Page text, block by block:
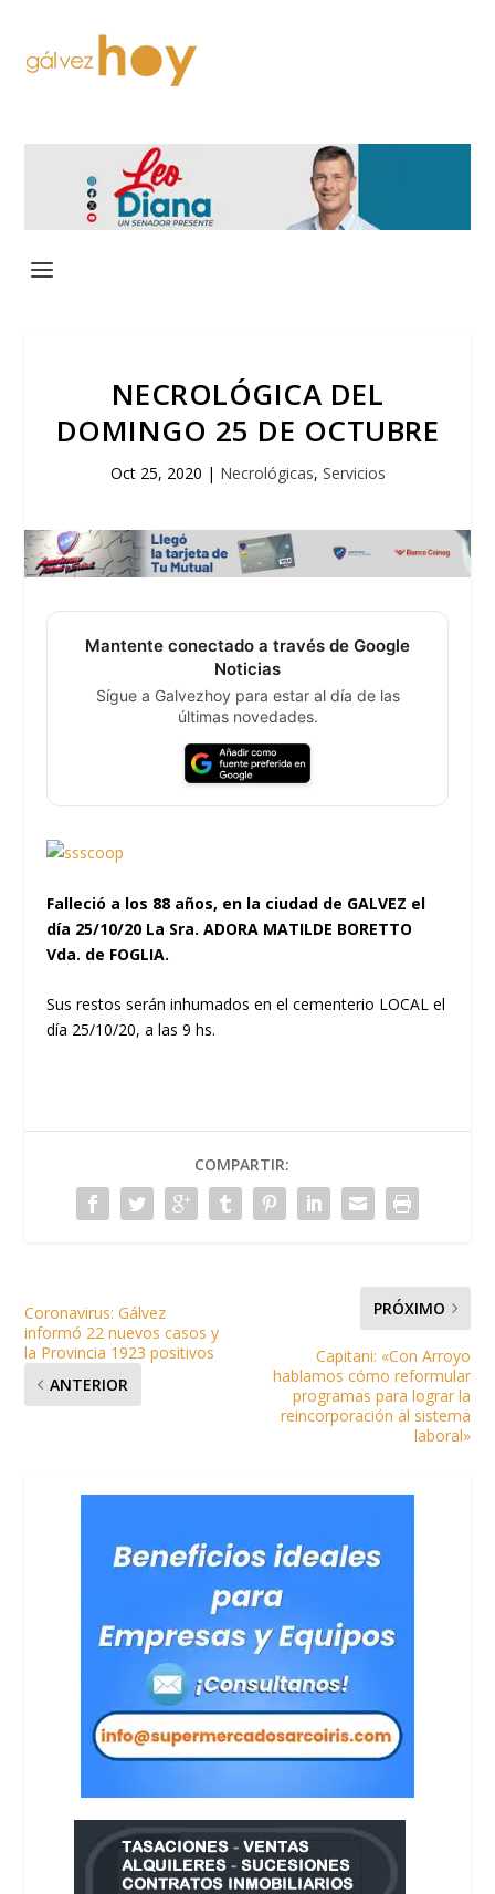
NECROLÓGICA DEL
DOMINGO 25 DE OCTUBRE
Oct 25, 2020 | Necrológicas, Servicios
Mantente conectado a través de Google
Noticias
Sígue a Galvezhoy para estar al día de las
últimas novedades.
Falleció a los 88 años, en la ciudad de GALVEZ el
día 25/10/20 La Sra. ADORA MATILDE BORETTO
Vda. de FOGLIA.
Sus restos serán inhumados en el cementerio LOCAL el
día 25/10/20, a las 9 hs.
COMPARTIR:
Coronavirus: Gálvez
informó 22 nuevos casos y
la Provincia 1923 positivos
ANTERIOR
PRÓXIMO
Capitani: «Con Arroyo
hablamos cómo reformular
programas para lograr la
reincorporación al sistema
laboral»